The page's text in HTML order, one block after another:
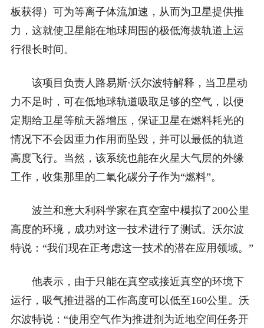
板获得）可为等离子体流加速，从而为卫星提供推
力，这就使卫星能在地球周围的极低海拔轨道上运
行很长时间。
该项目负责人路易斯·沃尔波特解释，当卫星动
力不足时，可在低地球轨道吸取足够的空气，以便
定期给卫星等航天器增压，保证卫星在燃料耗光的
情况下不会因重力作用而坠毁，并可以最低的轨道
高度飞行。当然，该系统也能在火星大气层的外缘
工作，收集那里的二氧化碳分子作为“燃料”。
波兰和意大利科学家在真空室中模拟了200公里
高度的环境，成功对这一技术进行了测试。沃尔波
特说：“我们现在正考虑这一技术的潜在应用领域。”
他表示，由于只能在真空或接近真空的环境下
运行，吸气推进器的工作高度可以低至160公里。沃
尔波特说：“使用空气作为推进剂为近地空间任务开